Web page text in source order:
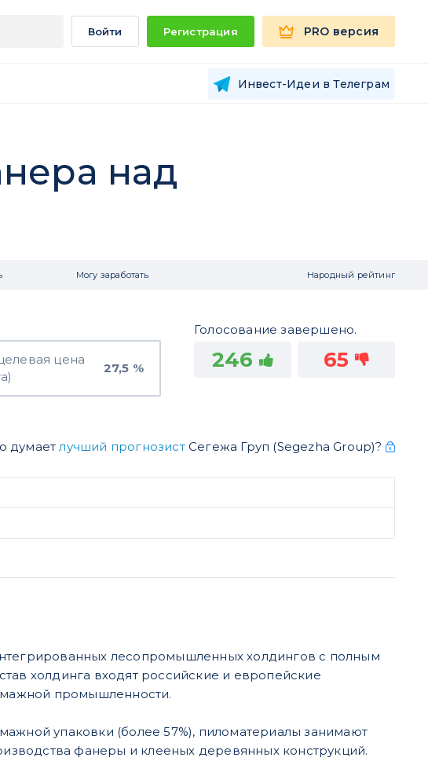
Войти Регистрация PRO версия
Инвест-Идеи в Телеграм
над
Могу заработать Народный рейтинг
цена
27,5 %
Голосование завершено.
246 65
думаетлучший прогнозистСегежа Груп (Segezha Group)?
лесопромышленных холдингов с полным
холдинга входят российские и европейские
промышленности.
упаковки (более 57%), пиломатериалы занимают
фанеры и клееных деревянных конструкций.